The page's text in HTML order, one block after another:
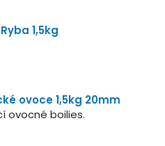
1,5kg
ovoce 1,5kg 20mm
ovocné boilies.